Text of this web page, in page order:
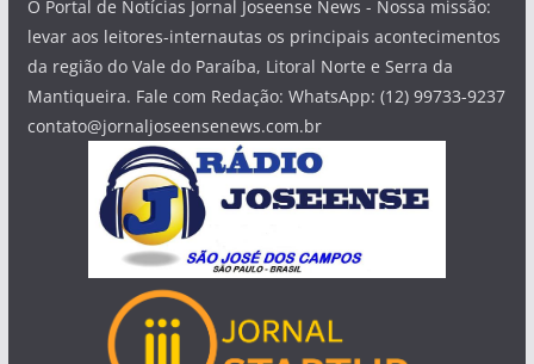
O Portal de Notícias Jornal Joseense News - Nossa missão:
levar aos leitores-internautas os principais acontecimentos
da região do Vale do Paraíba, Litoral Norte e Serra da
Mantiqueira. Fale com Redação: WhatsApp: (12) 99733-9237
contato@jornaljoseensenews.com.br